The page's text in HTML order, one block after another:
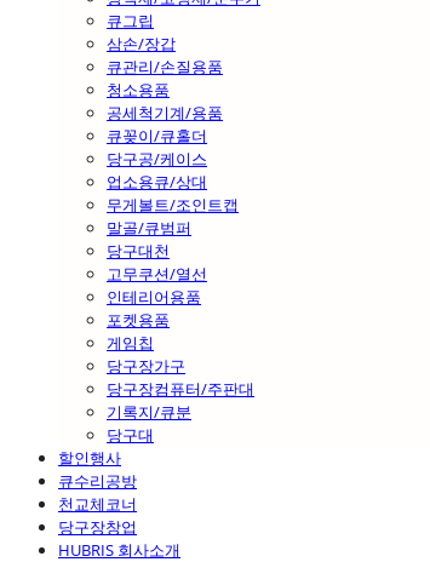
큐그립
삼손/장갑
큐관리/손질용품
청소용품
공세척기계/용품
큐꽂이/큐홀더
당구공/케이스
업소용큐/상대
무게볼트/조인트캡
말골/큐범퍼
당구대천
고무쿠션/열선
인테리어용품
포켓용품
게임칩
당구장가구
당구장컴퓨터/주판대
기록지/큐분
당구대
할인행사
큐수리공방
천교체코너
당구장창업
HUBRIS 회사소개